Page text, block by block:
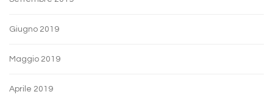
Giugno 2019
Maggio 2019
Aprile 2019